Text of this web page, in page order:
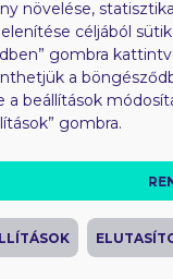
növelése,
céljából
gombra
a
a beállítások
gombra.